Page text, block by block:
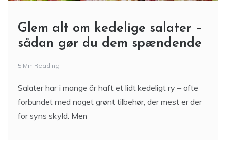
Glem alt om kedelige salater –
sådan gør du dem spændende
5 Min Reading
Salater har i mange år haft et lidt kedeligt ry – ofte
forbundet med noget grønt tilbehør, der mest er der
for syns skyld. Men